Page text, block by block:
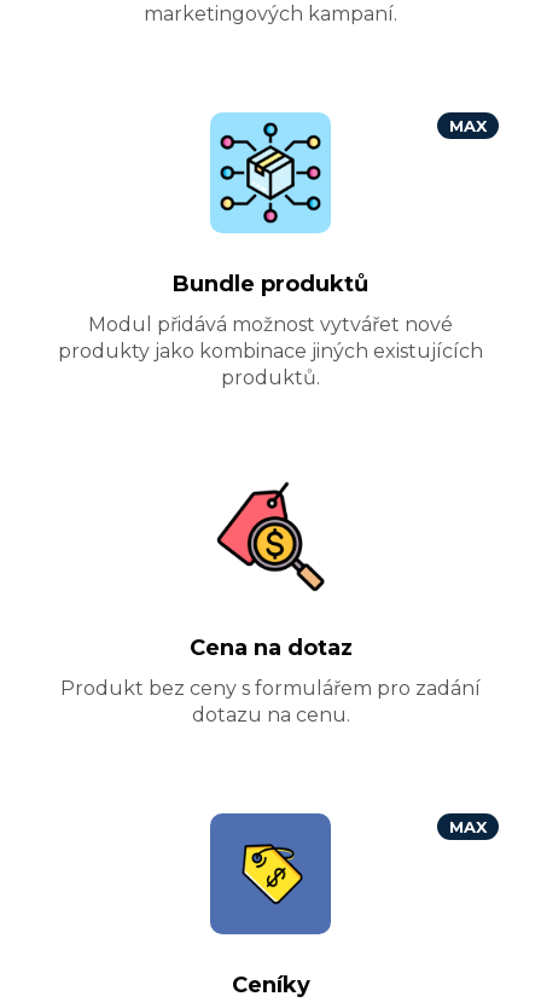
marketingových kampaní.
MAX
Bundle produktů
Modul přidává možnost vytvářet nové
produkty jako kombinace jiných existujících
produktů.
Cena na dotaz
Produkt bez ceny s formulářem pro zadání
dotazu na cenu.
MAX
Ceníky